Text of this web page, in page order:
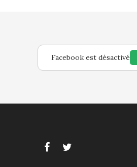
Facebook est désactivé